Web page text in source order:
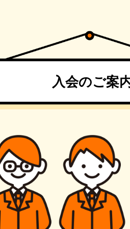
入会のご案